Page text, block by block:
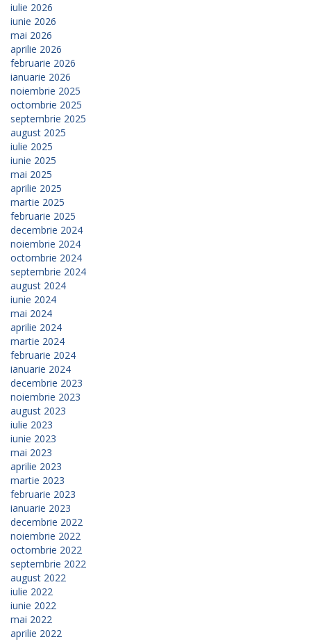
iulie 2026
iunie 2026
mai 2026
aprilie 2026
februarie 2026
ianuarie 2026
noiembrie 2025
octombrie 2025
septembrie 2025
august 2025
iulie 2025
iunie 2025
mai 2025
aprilie 2025
martie 2025
februarie 2025
decembrie 2024
noiembrie 2024
octombrie 2024
septembrie 2024
august 2024
iunie 2024
mai 2024
aprilie 2024
martie 2024
februarie 2024
ianuarie 2024
decembrie 2023
noiembrie 2023
august 2023
iulie 2023
iunie 2023
mai 2023
aprilie 2023
martie 2023
februarie 2023
ianuarie 2023
decembrie 2022
noiembrie 2022
octombrie 2022
septembrie 2022
august 2022
iulie 2022
iunie 2022
mai 2022
aprilie 2022